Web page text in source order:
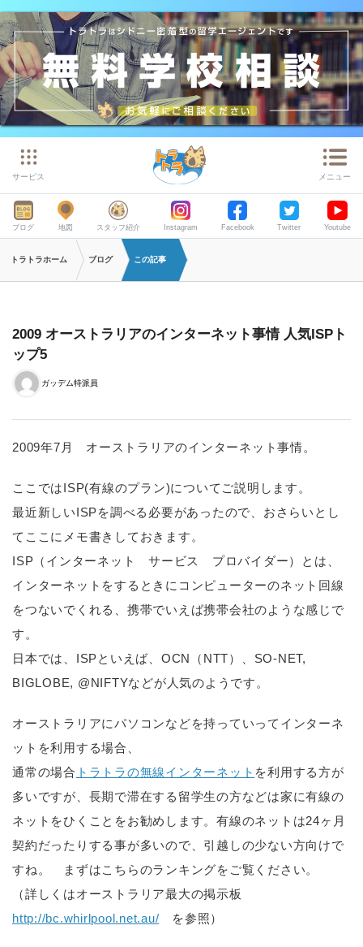
サービス メニュー
ブログ 地図 スタッフ紹介 Instagram Facebook Twitter Youtube
トラトラホーム ブログ この記事
2009 オーストラリアのインターネット事情 人気ISPト
ップ5
ガッデム特派員
2009年7月 オーストラリアのインターネット事情。
ここではISP(有線のプラン)についてご説明します。
最近新しいISPを調べる必要があったので、おさらいとし
てここにメモ書きしておきます。
ISP（インターネット サービス プロバイダー）とは、
インターネットをするときにコンピューターのネット回線
をつないでくれる、携帯でいえば携帯会社のような感じで
す。
日本では、ISPといえば、OCN（NTT）、SO-NET,
BIGLOBE, @NIFTYなどが人気のようです。
オーストラリアにパソコンなどを持っていってインターネ
ットを利用する場合、
通常の場合 トラトラの無線インターネット を利用する方が
多いですが、長期で滞在する留学生の方などは家に有線の
ネットをひくことをお勧めします。有線のネットは24ヶ月
契約だったりする事が多いので、引越しの少ない方向けで
すね。 まずはこちらのランキングをご覧ください。
（詳しくはオーストラリア最大の掲示板
http://bc.whirlpool.net.au/ を参照）